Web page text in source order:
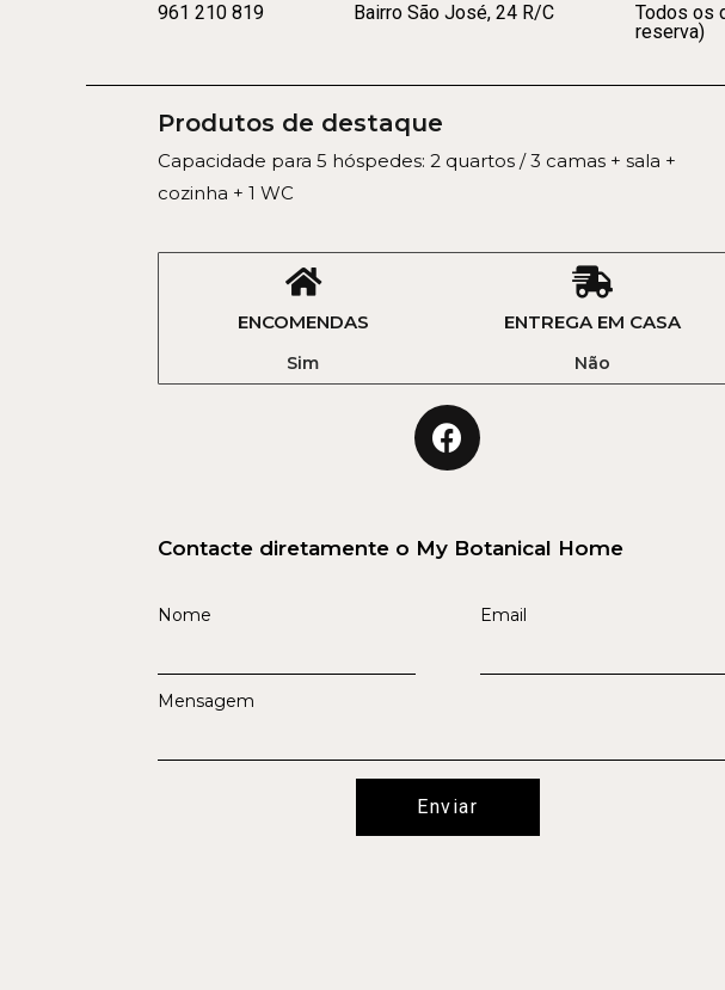
961 210 819 Bairro São José, 24 R/C
Todos os
reserva)
Produtos de destaque
Capacidade para 5 hóspedes: 2 quartos / 3 camas + sala +
cozinha + 1 WC
ENCOMENDAS
Sim
ENTREGA EM CASA
Não
Contacte diretamente o My Botanical Home
Nome Email
Mensagem
Enviar